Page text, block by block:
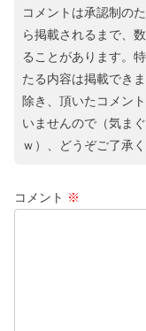
コメントは承認制の
ら掲載されるまで、
ることがあります。
たる内容は掲載でき
除き、頂いたコメン
いませんので（気ま
ｗ）、どうぞご了承く
コメント ※